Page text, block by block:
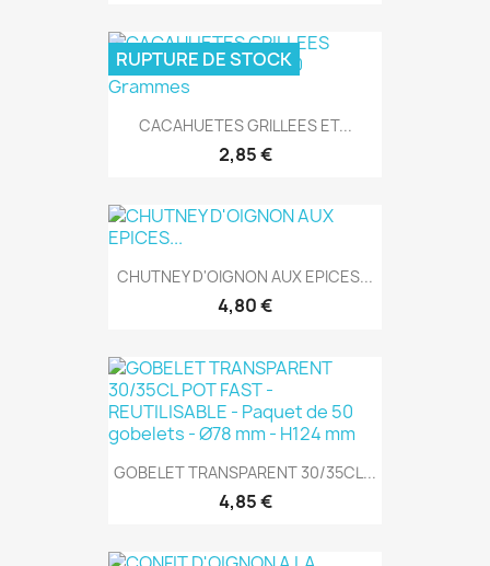
CACAHUETES GRILLEES ET...
2,85 €
RUPTURE DE STOCK
CHUTNEY D'OIGNON AUX EPICES...
4,80 €
GOBELET TRANSPARENT 30/35CL...
4,85 €